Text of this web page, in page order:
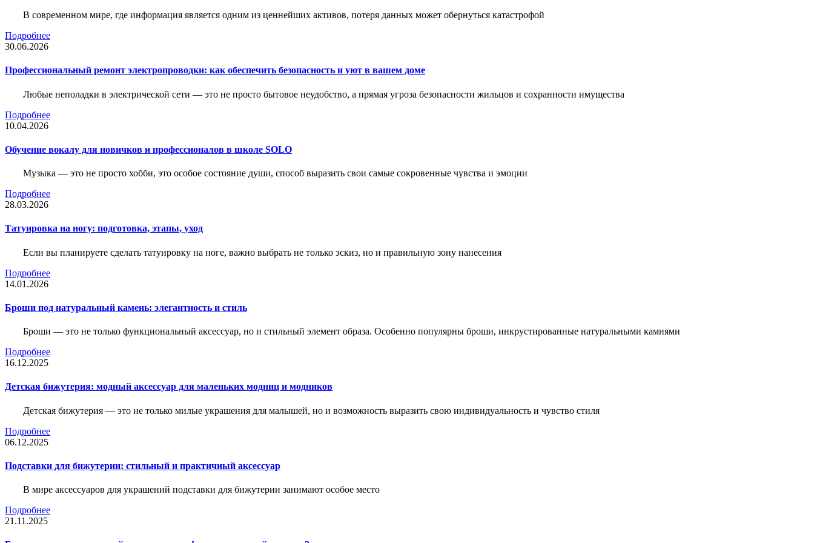
В современном мире, где информация является одним из ценнейших активов, потеря данных может обернуться катастрофой
Подробнее
30.06.2026
Профессиональный ремонт электропроводки: как обеспечить безопасность и уют в вашем доме
Любые неполадки в электрической сети — это не просто бытовое неудобство, а прямая угроза безопасности жильцов и сохранности имущества
Подробнее
10.04.2026
Обучение вокалу для новичков и профессионалов в школе SOLO
Музыка — это не просто хобби, это особое состояние души, способ выразить свои самые сокровенные чувства и эмоции
Подробнее
28.03.2026
Татуировка на ногу: подготовка, этапы, уход
Если вы планируете сделать татуировку на ноге, важно выбрать не только эскиз, но и правильную зону нанесения
Подробнее
14.01.2026
Броши под натуральный камень: элегантность и стиль
Броши — это не только функциональный аксессуар, но и стильный элемент образа. Особенно популярны броши, инкрустированные натуральными камнями
Подробнее
16.12.2025
Детская бижутерия: модный аксессуар для маленьких модниц и модников
Детская бижутерия — это не только милые украшения для малышей, но и возможность выразить свою индивидуальность и чувство стиля
Подробнее
06.12.2025
Подставки для бижутерии: стильный и практичный аксессуар
В мире аксессуаров для украшений подставки для бижутерии занимают особое место
Подробнее
21.11.2025